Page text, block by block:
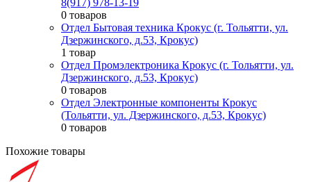
8(917) 978-13-19
0 товаров
Отдел Бытовая техника Крокус (г. Тольятти, ул.
Дзержинского, д.53, Крокус)
1 товар
Отдел Промэлектроника Крокус (г. Тольятти, ул.
Дзержинского, д.53, Крокус)
0 товаров
Отдел Электронные компоненты Крокус
(Тольятти, ул. Дзержинского, д.53, Крокус)
0 товаров
Похожие товары